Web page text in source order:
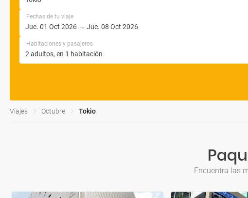
Fechas de tu viaje
Habitaciones y pasajeros
Viajes Octubre Tokio
Encuentra las